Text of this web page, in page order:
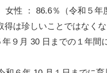
女性 ： 86.6％（令和５年
は珍しいことではなくな
９月 30 日までの１年間